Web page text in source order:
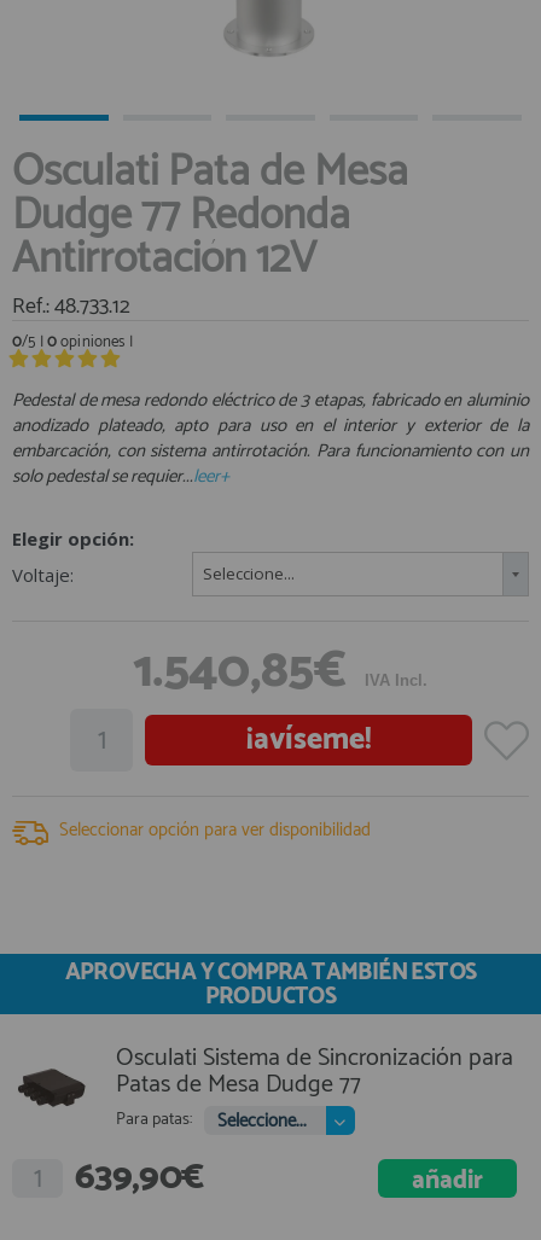
Libros
Mantenimiento y Limpieza
Motonautica
Motores
Navegacion
Neveras y Termos
Seguridad
Vela y Maniobra
Pesca
Submarinismo
INFORMACION
910 60 71 03
de 10:00 a 20:00 de Lunes a Viernes
Sábados de 10:00 a 14:00
Al crear una cuenta en francobordo.com podrás realizar tus
registro cliente
Área profesionales
Regístrate y aprovecha los descuentos y ventajas de ser
Profesional de la Náutica
registro profesional
Osculati Pata de Mesa
Dudge 77 Redonda
Antirrotación 12V
Ref.: 48.733.12
0/5 |0opiniones |
Pedestal de mesa redondo eléctrico de 3 etapas, fabricado en aluminio
anodizado plateado, apto para uso en el interior y exterior de la
embarcación, con sistema antirrotación. Para funcionamiento con un
solo pedestal se requier...leer+
Elegir opción:
Voltaje:
Seleccione...
1.540,85€ IVA Incl.
¡avíseme!
Seleccionar opción para ver disponibilidad
APROVECHA Y COMPRA TAMBIÉN ESTOS
PRODUCTOS
Osculati Sistema de Sincronización para
Patas de Mesa Dudge 77
Para patas: Seleccione...
639,90€